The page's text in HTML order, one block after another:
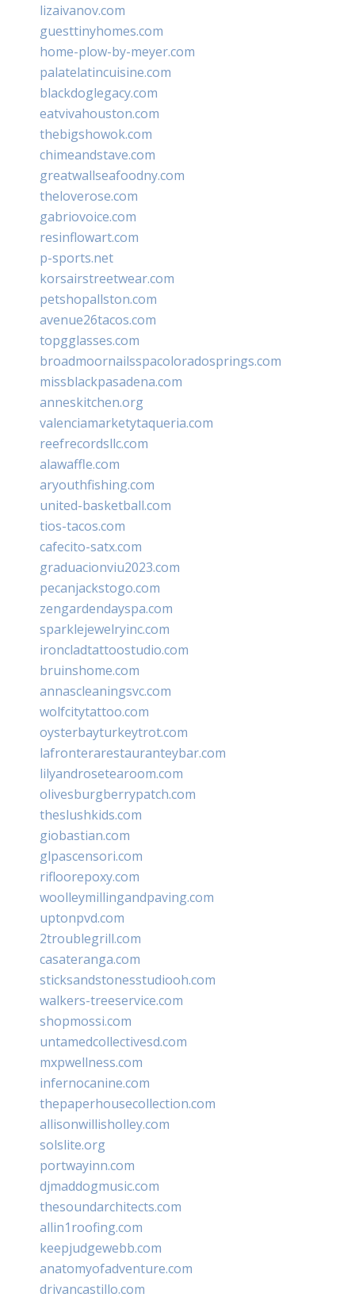
lizaivanov.com
guesttinyhomes.com
home-plow-by-meyer.com
palatelatincuisine.com
blackdoglegacy.com
eatvivahouston.com
thebigshowok.com
chimeandstave.com
greatwallseafoodny.com
theloverose.com
gabriovoice.com
resinflowart.com
p-sports.net
korsairstreetwear.com
petshopallston.com
avenue26tacos.com
topgglasses.com
broadmoornailsspacoloradosprings.com
missblackpasadena.com
anneskitchen.org
valenciamarketytaqueria.com
reefrecordsllc.com
alawaffle.com
aryouthfishing.com
united-basketball.com
tios-tacos.com
cafecito-satx.com
graduacionviu2023.com
pecanjackstogo.com
zengardendayspa.com
sparklejewelryinc.com
ironcladtattoostudio.com
bruinshome.com
annascleaningsvc.com
wolfcitytattoo.com
oysterbayturkeytrot.com
lafronterarestauranteybar.com
lilyandrosetearoom.com
olivesburgberrypatch.com
theslushkids.com
giobastian.com
glpascensori.com
rifloorepoxy.com
woolleymillingandpaving.com
uptonpvd.com
2troublegrill.com
casateranga.com
sticksandstonesstudiooh.com
walkers-treeservice.com
shopmossi.com
untamedcollectivesd.com
mxpwellness.com
infernocanine.com
thepaperhousecollection.com
allisonwillisholley.com
solslite.org
portwayinn.com
djmaddogmusic.com
thesoundarchitects.com
allin1roofing.com
keepjudgewebb.com
anatomyofadventure.com
drivancastillo.com